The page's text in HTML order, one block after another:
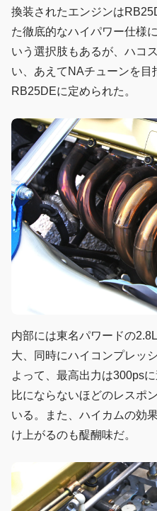
換装されたエンジンは
た徹底的なハイパワー仕様
いう選択肢もあるが、ハコ
い、あえてNAチューンを目
RB25DEに定められた。
内部には東名パワードの
大、同時にハイコンプレッ
よって、最高出力は300ps
比にならないほどのレスポ
いる。また、ハイカムの効
け上がるのも醍醐味だ。